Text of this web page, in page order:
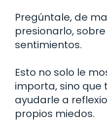
Pregúntale, de
presionarlo,
sentimientos.
Esto no solo le
importa, sino
ayudarle a
propios miedos.